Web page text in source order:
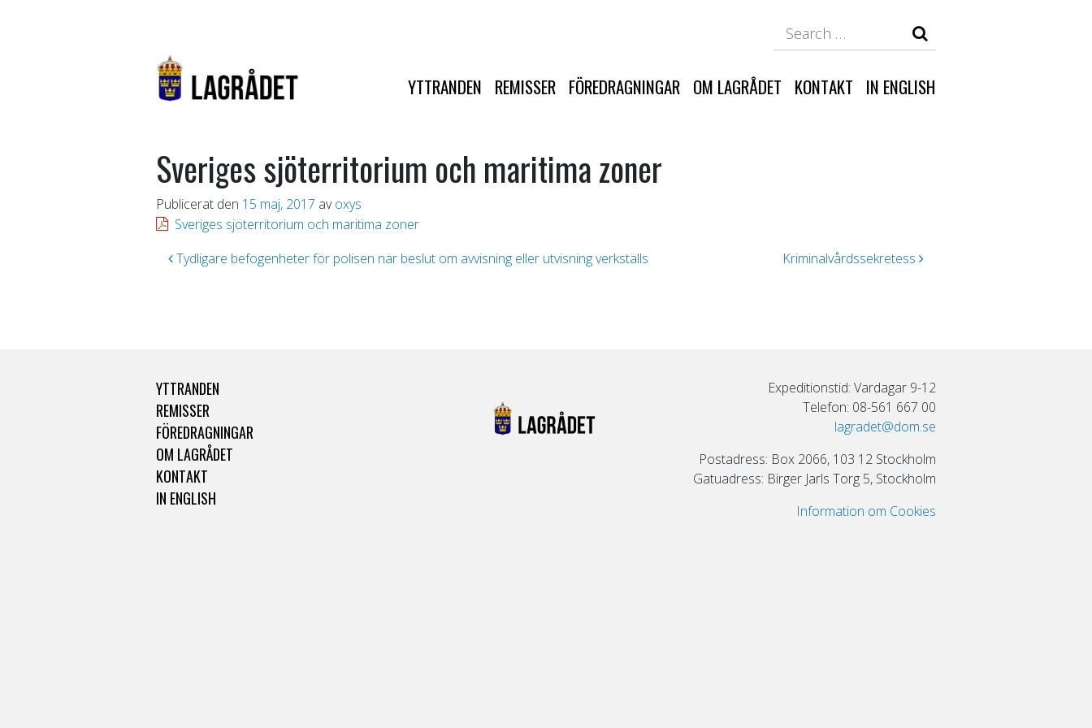
YTTRANDEN REMISSER FÖREDRAGNINGAR OM LAGRÅDET KONTAKT IN ENGLISH
Sveriges sjöterritorium och maritima zoner
Publicerat den 15 maj, 2017 av oxys
Sveriges sjöterritorium och maritima zoner
Inläggsnavigering
Tydligare befogenheter för polisen när beslut om avvisning eller utvisning verkställs Kriminalvårdssekretess
YTTRANDEN
REMISSER
FÖREDRAGNINGAR
OM LAGRÅDET
KONTAKT
IN ENGLISH
Expeditionstid: Vardagar 9-12
Telefon: 08-561 667 00
lagradet@dom.se
Postadress: Box 2066, 103 12 Stockholm
Gatuadress: Birger Jarls Torg 5, Stockholm
Information om Cookies